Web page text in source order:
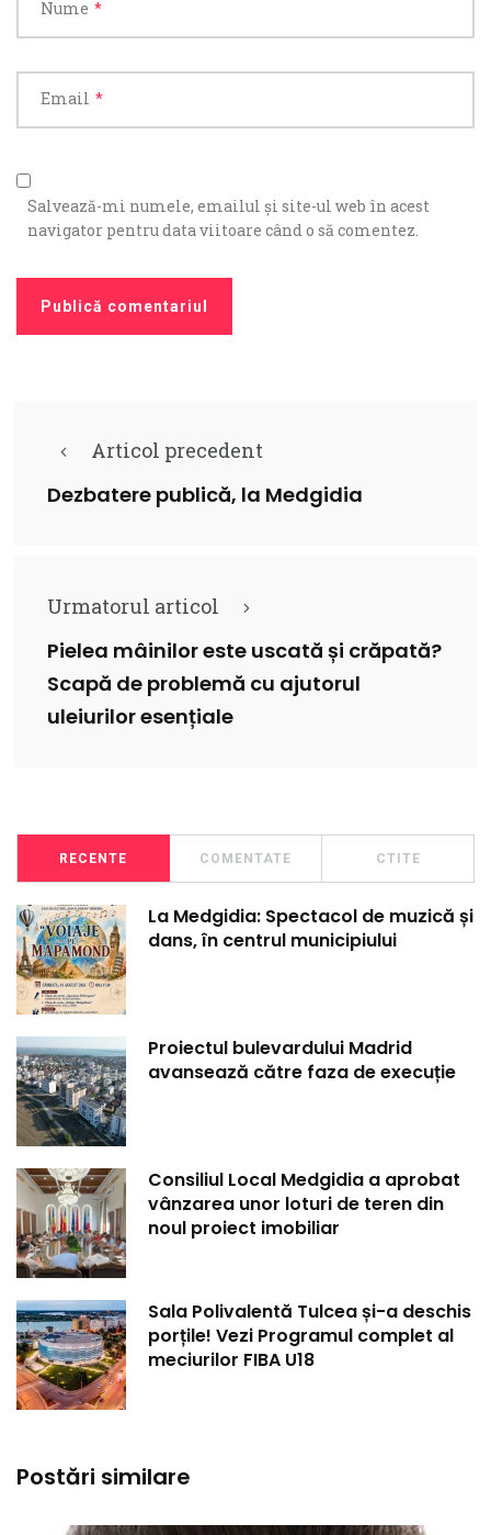
Nume *
Email *
Salvează-mi numele, emailul și site-ul web în acest
navigator pentru data viitoare când o să comentez.
Articol precedent
Dezbatere publică, la Medgidia
Urmatorul articol
Pielea mâinilor este uscată și crăpată?
Scapă de problemă cu ajutorul
uleiurilor esențiale
RECENTE COMENTATE CTITE
La Medgidia: Spectacol de muzică și
dans, în centrul municipiului
Proiectul bulevardului Madrid
avansează către faza de execuție
Consiliul Local Medgidia a aprobat
vânzarea unor loturi de teren din
noul proiect imobiliar
Sala Polivalentă Tulcea și-a deschis
porțile! Vezi Programul complet al
meciurilor FIBA U18
Postări similare